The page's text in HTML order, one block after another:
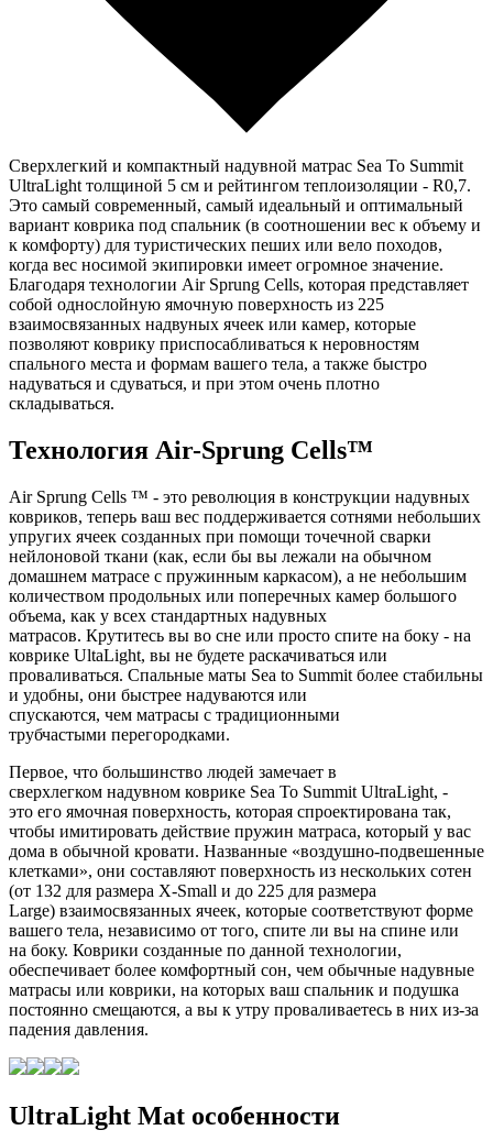
Сверхлегкий и компактный надувной матрас Sea To Summit
UltraLight толщиной 5 см и рейтингом теплоизоляции - R0,7.
Это самый современный, самый идеальный и оптимальный
вариант коврика под спальник (в соотношении вес к объему и
к комфорту) для туристических пеших или вело походов,
когда вес носимой экипировки имеет огромное значение.
Благодаря технологии Air Sprung Cells, которая представляет
собой однослойную ямочную поверхность из 225
взаимосвязанных надвуных ячеек или камер, которые
позволяют коврику приспосабливаться к неровностям
спального места и формам вашего тела, а также быстро
надуваться и сдуваться, и при этом очень плотно
складываться.
Технология Air-Sprung Cells™
Air Sprung Cells ™ - это революция в конструкции надувных
ковриков, теперь ваш вес поддерживается сотнями небольших
упругих ячеек созданных при помощи точечной сварки
нейлоновой ткани (как, если бы вы лежали на обычном
домашнем матрасе с пружинным каркасом), а не небольшим
количеством продольных или поперечных камер большого
объема, как у всех стандартных надувных
матрасов. Крутитесь вы во сне или просто спите на боку - на
коврике UltaLight, вы не будете раскачиваться или
проваливаться. Спальные маты Sea to Summit более стабильны
и удобны, они быстрее надуваются или
спускаются, чем матрасы с традиционными
трубчастыми перегородками.
Первое, что большинство людей замечает в
сверхлегком надувном коврике Sea To Summit UltraLight, -
это его ямочная поверхность, которая спроектирована так,
чтобы имитировать действие пружин матраса, который у вас
дома в обычной кровати. Названные «воздушно-подвешенные
клетками», они составляют поверхность из нескольких сотен
(от 132 для размера X-Small и до 225 для размера
Large) взаимосвязанных ячеек, которые соответствуют форме
вашего тела, независимо от того, спите ли вы на спине или
на боку. Коврики созданные по данной технологии,
обеспечивает более комфортный сон, чем обычные надувные
матрасы или коврики, на которых ваш спальник и подушка
постоянно смещаются, а вы к утру проваливаетесь в них из-за
падения давления.
UltraLight Mat особенности